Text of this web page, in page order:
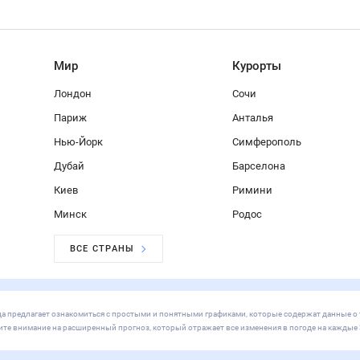
Мир
Лондон
Париж
Нью-Йорк
Дубай
Киев
Минск
Курорты
Сочи
Анталья
Симферополь
Барселона
Римини
Родос
ВСЕ СТРАНЫ
предлагает ознакомиться с простыми и понятными графиками, которые содержат данные о
внимание на расширенный прогноз, который отражает все изменения в погоде на каждые